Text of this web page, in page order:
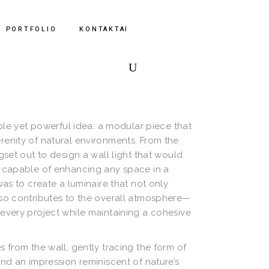
PORTFOLIO KONTAKTAI
yet powerful idea: a modular piece that
of natural environments. From the
out to design a wall light that would
of enhancing any space in a
to create a luminaire that not only
contributes to the overall atmosphere—
project while maintaining a cohesive
from the wall, gently tracing the form of
an impression reminiscent of nature’s